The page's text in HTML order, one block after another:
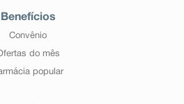
Benefícios
Convênio
do mês
popular